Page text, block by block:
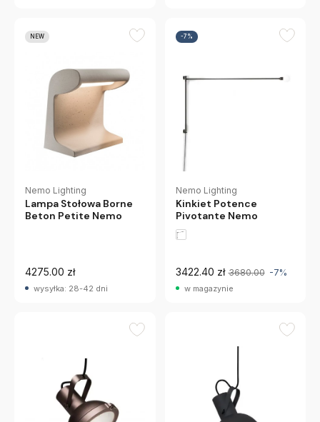
NEW
Nemo Lighting
Lampa Stołowa Borne
Beton Petite Nemo
4275.00 zł
wysyłka: 28-42 dni
-7%
Nemo Lighting
Kinkiet Potence
Pivotante Nemo
3422.40 zł 3680.00 -7%
w magazynie